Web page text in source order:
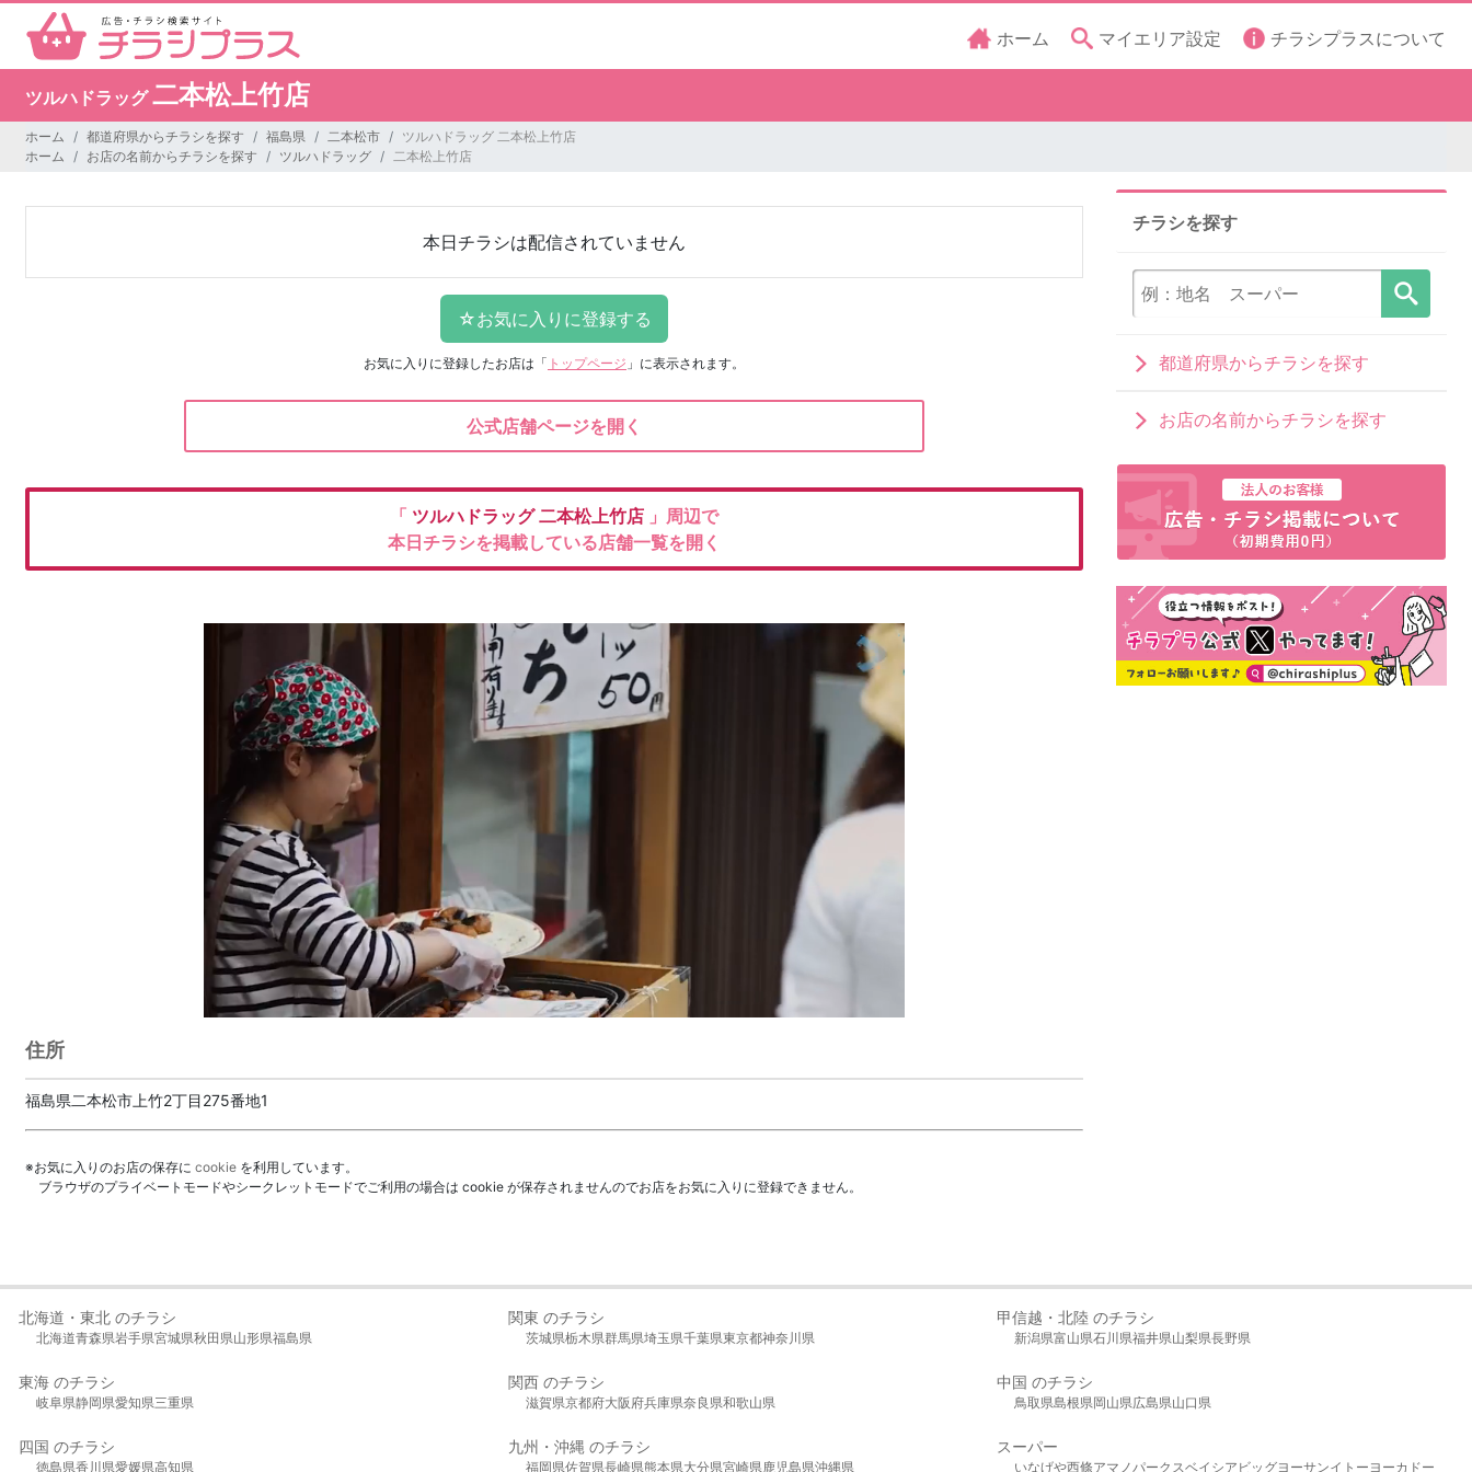
ホーム マイエリア設定 チラシプラスについて
ツルハドラッグ二本松上竹店
ホーム 都道府県からチラシを探す 福島県 二本松市
ツルハドラッグ 二本松上竹店
ホーム
お店の名前からチラシを探す ツルハドラッグ 二本松上竹店
本日チラシは配信されていません
お気に入りに登録したお店は 「 トップページ 」に表示されます。
公式店舗ページを開く
「 ツルハドラッグ二本松上竹店 」周辺で
本日チラシを掲載している店舗一覧を開く
住所
福島県二本松市上竹2丁目275番地1
※お気に入りのお店の保存に cookie を利用しています。
ブラウザのプライベートモードやシークレットモードでご利用の場合は cookie が保存されませんのでお店をお気に入りに登録できません。
チラシを探す
都道府県からチラシを探す
お店の名前からチラシを探す
北海道・東北 のチラシ
北海道青森県岩手県宮城県秋田県山形県福島県
関東 のチラシ
茨城県栃木県群馬県埼玉県千葉県東京都神奈川県
甲信越・北陸 のチラシ
新潟県富山県石川県福井県山梨県長野県
東海 のチラシ
岐阜県静岡県愛知県三重県
関西 のチラシ
滋賀県京都府大阪府兵庫県奈良県和歌山県
中国 のチラシ
鳥取県島根県岡山県広島県山口県
四国 のチラシ
徳島県香川県愛媛県高知県
九州・沖縄 のチラシ
福岡県佐賀県長崎県熊本県大分県宮崎県鹿児島県沖縄県
スーパー
いなげや西條アマノパークスベイシア ビッグヨーサンイトーヨーカドー